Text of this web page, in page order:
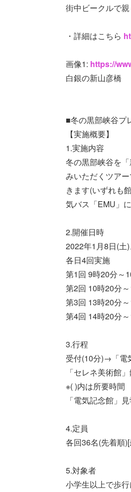
街中ビークルで
・詳細はこちら
画像1: https://
白銀の新山彦橋
■冬の黒部峡谷プ
【実施概要】
1.実施内容
冬の黒部峡谷を
みいただくツア
きます(いずれも
気バス「EMU」
2.開催日時
2022年1月8日(土
各日4回実施
第1回 9時20分～
第2回 10時20分
第3回 13時20分
第4回 14時20分
3.行程
受付(10分)→「電
「セレネ美術館
※( )内は所要時間
「電気記念館」
4.定員
各回36名(先着順
5.対象者
小学生以上で歩